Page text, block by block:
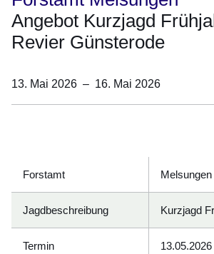
Angebot Kurzjagd
Revier Günsterode
13. Mai 2026 – 16. Mai 2026
Forstamt Melsungen
Jagdbeschreibung Kurzjagd
Termin